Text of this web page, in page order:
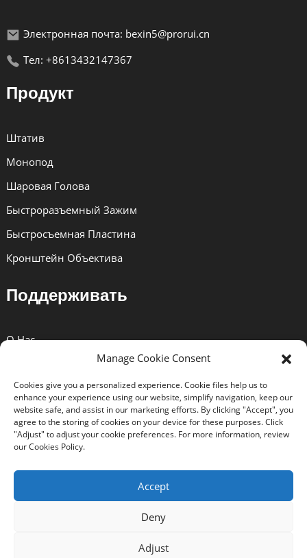
Электронная почта: bexin5@prorui.cn
Тел: +8613432147367
Продукт
Штатив
Монопод
Шаровая Голова
Быстроразъемный Зажим
Быстросъемная Пластина
Кронштейн Объектива
Поддерживать
О Нас
Новости
Сертификаты
Скачать
Карта сайта-
Manage Cookie Consent
Cookies give you a personalized experience. Cookie files help us to
enhance your experience using our website, simplify navigation, keep our
website safe, and assist in our marketing efforts. By clicking "Accept", you
agree to the storing of cookies on your device for these purposes. Click
"Adjust" to adjust your cookie preferences. For more information, review
our Cookies Policy.
Accept
Deny
Adjust